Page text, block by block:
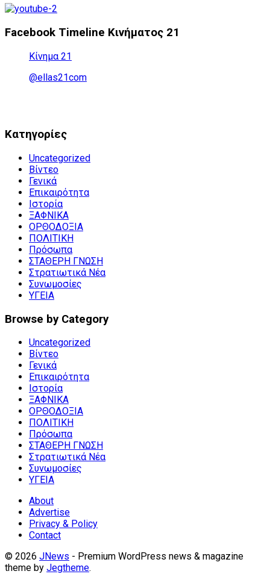
Facebook Timeline Κινήματος 21
Κίνημα 21
@ellas21com
Kατηγορίες
Uncategorized
Βίντεο
Γενικά
Επικαιρότητα
Ιστορία
ΞΑΦΝΙΚΑ
ΟΡΘΟΔΟΞΙΑ
ΠΟΛΙΤΙΚΗ
Πρόσωπα
ΣΤΑΘΕΡΗ ΓΝΩΣΗ
Στρατιωτικά Νέα
Συνωμοσίες
ΥΓΕΙΑ
Browse by Category
Uncategorized
Βίντεο
Γενικά
Επικαιρότητα
Ιστορία
ΞΑΦΝΙΚΑ
ΟΡΘΟΔΟΞΙΑ
ΠΟΛΙΤΙΚΗ
Πρόσωπα
ΣΤΑΘΕΡΗ ΓΝΩΣΗ
Στρατιωτικά Νέα
Συνωμοσίες
ΥΓΕΙΑ
About
Advertise
Privacy & Policy
Contact
© 2026 JNews - Premium WordPress news & magazine
theme by Jegtheme.